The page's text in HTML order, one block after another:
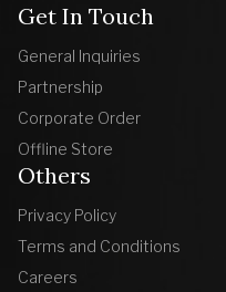
Get In Touch
General Inquiries
Partnership
Corporate Order
Offline Store
Others
Privacy Policy
Terms and Conditions
Careers